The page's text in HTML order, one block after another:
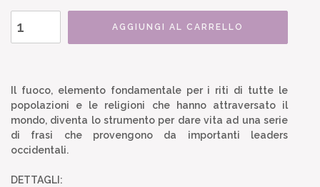
AGGIUNGI AL CARRELLO
Il fuoco, elemento fondamentale per i riti di tutte le
popolazioni e le religioni che hanno attraversato il
mondo, diventa lo strumento per dare vita ad una serie
di frasi che provengono da importanti leaders
occidentali.
DETTAGLI: